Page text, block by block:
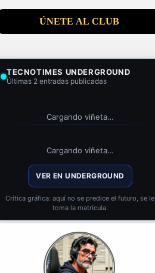
TECNOTIMES UNDERGROUND
Últimas 2 entradas publicadas
Cargando viñeta…
Cargando viñeta…
VER EN UNDERGROUND
Crítica gráfica: aquí no se predice el futuro, se le
toma la matrícula.